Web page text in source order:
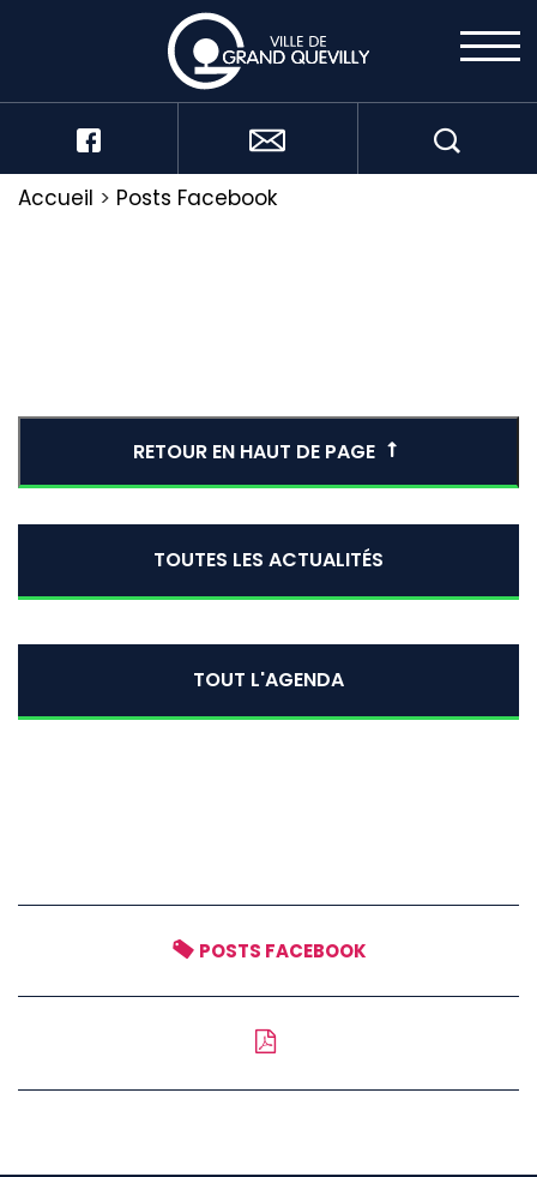
Accueil > Posts Facebook
RETOUR EN HAUT DE PAGE
TOUTES LES ACTUALITÉS
TOUT L'AGENDA
POSTS FACEBOOK